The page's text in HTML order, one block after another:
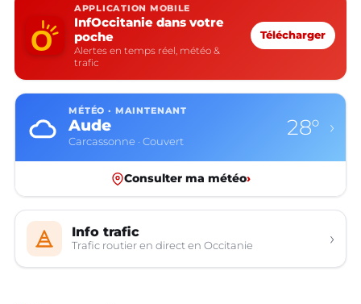
APPLICATION MOBILE
InfOccitanie dans votre
poche
Alertes en temps réel, météo &
trafic
Télécharger
MÉTÉO · MAINTENANT
Aude
Carcassonne · Couvert
28° ›
Consulter ma météo›
Info trafic
Trafic routier en direct en Occitanie ›